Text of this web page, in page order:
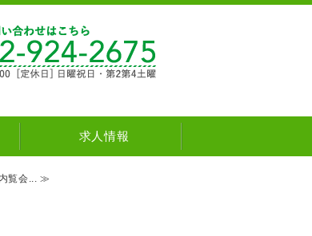
注文住宅・リフォーム natural house
求人情報
... ≫